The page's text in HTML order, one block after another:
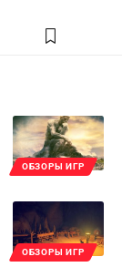
ОБЗОРЫ ИГР
ОБЗОРЫ ИГР